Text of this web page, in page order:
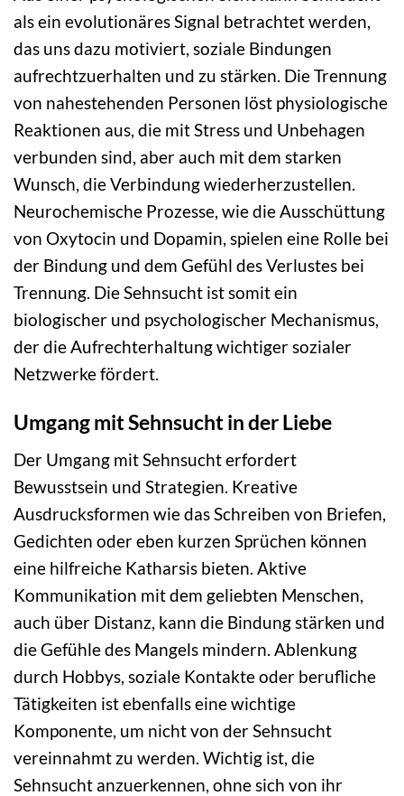
als ein evolutionäres Signal betrachtet werden,
das uns dazu motiviert, soziale Bindungen
aufrechtzuerhalten und zu stärken. Die Trennung
von nahestehenden Personen löst physiologische
Reaktionen aus, die mit Stress und Unbehagen
verbunden sind, aber auch mit dem starken
Wunsch, die Verbindung wiederherzustellen.
Neurochemische Prozesse, wie die Ausschüttung
von Oxytocin und Dopamin, spielen eine Rolle bei
der Bindung und dem Gefühl des Verlustes bei
Trennung. Die Sehnsucht ist somit ein
biologischer und psychologischer Mechanismus,
der die Aufrechterhaltung wichtiger sozialer
Netzwerke fördert.
Umgang mit Sehnsucht in der Liebe
Der Umgang mit Sehnsucht erfordert
Bewusstsein und Strategien. Kreative
Ausdrucksformen wie das Schreiben von Briefen,
Gedichten oder eben kurzen Sprüchen können
eine hilfreiche Katharsis bieten. Aktive
Kommunikation mit dem geliebten Menschen,
auch über Distanz, kann die Bindung stärken und
die Gefühle des Mangels mindern. Ablenkung
durch Hobbys, soziale Kontakte oder berufliche
Tätigkeiten ist ebenfalls eine wichtige
Komponente, um nicht von der Sehnsucht
vereinnahmt zu werden. Wichtig ist, die
Sehnsucht anzuerkennen, ohne sich von ihr